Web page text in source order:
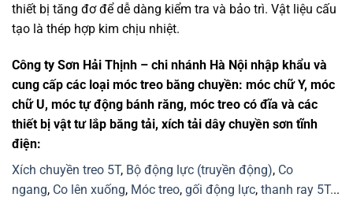
thiết bị tăng đơ để dễ dàng kiểm tra và bảo trì. Vật liệu cấu
tạo là thép hợp kim chịu nhiệt.
Công ty Sơn Hải Thịnh – chi nhánh Hà Nội nhập khẩu và
cung cấp các loại móc treo băng chuyền: móc chữ Y, móc
chữ U, móc tự động bánh răng, móc treo có đĩa và các
thiết bị vật tư lắp băng tải, xích tải dây chuyền sơn tĩnh
điện:
Xích chuyền treo 5T, Bộ động lực (truyền động), Co
ngang, Co lên xuống, Móc treo, gối động lực, thanh ray 5T...